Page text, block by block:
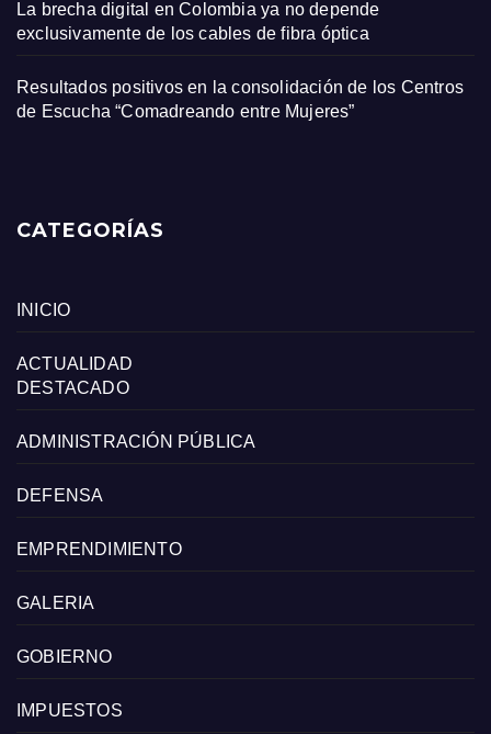
La brecha digital en Colombia ya no depende
exclusivamente de los cables de fibra óptica
Resultados positivos en la consolidación de los Centros
de Escucha “Comadreando entre Mujeres”
CATEGORÍAS
INICIO
ACTUALIDAD
DESTACADO
ADMINISTRACIÓN PÚBLICA
DEFENSA
EMPRENDIMIENTO
GALERIA
GOBIERNO
IMPUESTOS